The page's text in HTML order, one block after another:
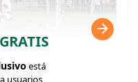
está
usuarios